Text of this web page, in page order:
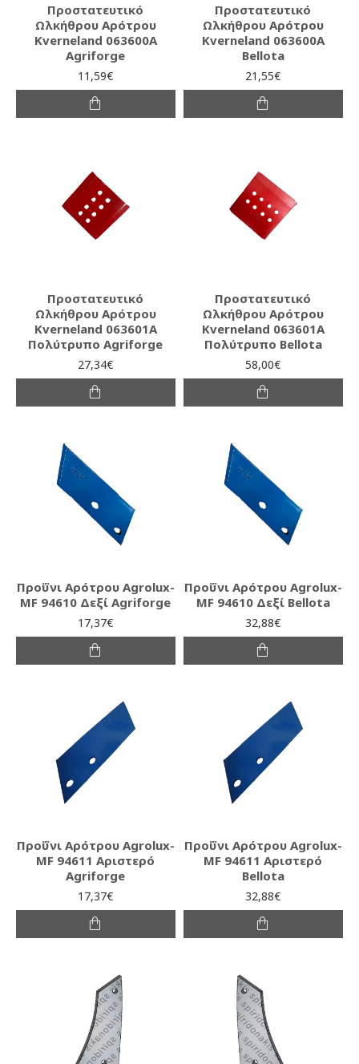
Προστατευτικό
Ωλκήθρου Αρότρου
Kverneland 063600A
Agriforge
11,59€
Προστατευτικό
Ωλκήθρου Αρότρου
Kverneland 063600A
Bellota
21,55€
Προστατευτικό
Ωλκήθρου Αρότρου
Kverneland 063601A
Πολύτρυπο Agriforge
27,34€
Προστατευτικό
Ωλκήθρου Αρότρου
Kverneland 063601A
Πολύτρυπο Bellota
58,00€
Προΰνι Αρότρου Agrolux-
MF 94610 Δεξί Agriforge
17,37€
Προΰνι Αρότρου Agrolux-
MF 94610 Δεξί Bellota
32,88€
Προΰνι Αρότρου Agrolux-
MF 94611 Αριστερό
Agriforge
17,37€
Προΰνι Αρότρου Agrolux-
MF 94611 Αριστερό
Bellota
32,88€